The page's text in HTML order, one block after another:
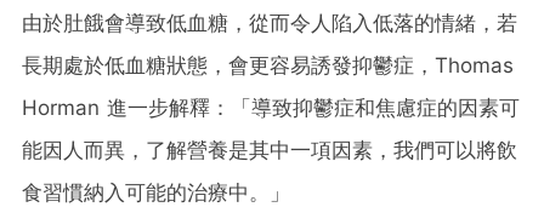
由於肚餓會導致低血糖，從而令人陷入低落的情緒，若
長期處於低血糖狀態，會更容易誘發抑鬱症，Thomas
Horman 進一步解釋：「導致抑鬱症和焦慮症的因素可
能因人而異，了解營養是其中一項因素，我們可以將飲
食習慣納入可能的治療中。」